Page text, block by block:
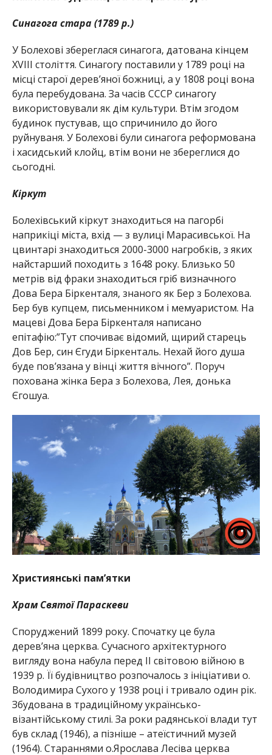
Синагога стара (1789 р.)
У Болехові збереглася синагога, датована кінцем
XVIII століття. Синагогу поставили у 1789 році на
місці старої дерев’яної божниці, а у 1808 році вона
була перебудована. За часів СССР синагогу
використовували як дім культури. Втім згодом
будинок пустував, що спричинило до його
руйнуваня. У Болехові були синагога реформована
і хасидський клойц, втім вони не збереглися до
сьогодні.
Кіркут
Болехівський кіркут знаходиться на пагорбі
наприкіці міста, вхід — з вулиці Марасивської. На
цвинтарі знаходиться 2000-3000 нагробків, з яких
найстарший походить з 1648 року. Близько 50
метрів від фраки знаходиться гріб визначного
Дова Бера Біркенталя, знаного як Бер з Болехова.
Бер був купцем, письменником і мемуаристом. На
мацеві Дова Бера Біркенталя написано
епітафію:”Тут спочиває відомий, щирий старець
Дов Бер, син Єгуди Біркенталь. Нехай його душа
буде пов’язана у вінці життя вічного”. Поруч
похована жінка Бера з Болехова, Лея, донька
Єгошуа.
Християнські пам’ятки
Храм Святої Параскеви
Споруджений 1899 року. Спочатку це була
дерев’яна церква. Сучасного архітектурного
вигляду вона набула перед ІІ світовою війною в
1939 р. Її будівництво розпочалось з ініціативи о.
Володимира Сухого у 1938 році і тривало один рік.
Збудована в традиційному українсько-
візантійському стилі. За роки радянської влади тут
був склад (1946), а пізніше – атеїстичний музей
(1964). Стараннями о.Ярослава Лесіва церква